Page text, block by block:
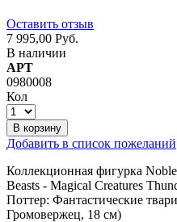
Оставить отзыв
7 995,00 Руб.
В наличии
АРТ
0980008
Кол
В корзину
Добавить в список пожеланий
Коллекционная фигурка
Beasts - Magical Creatures
Поттер: Фантастические
Громовержец, 18 см)